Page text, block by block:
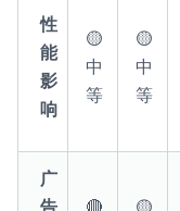
性
能
影
响
🟡
中
等
🟡
中
等
广